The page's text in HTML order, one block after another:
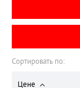
Сортировать по:
Цене